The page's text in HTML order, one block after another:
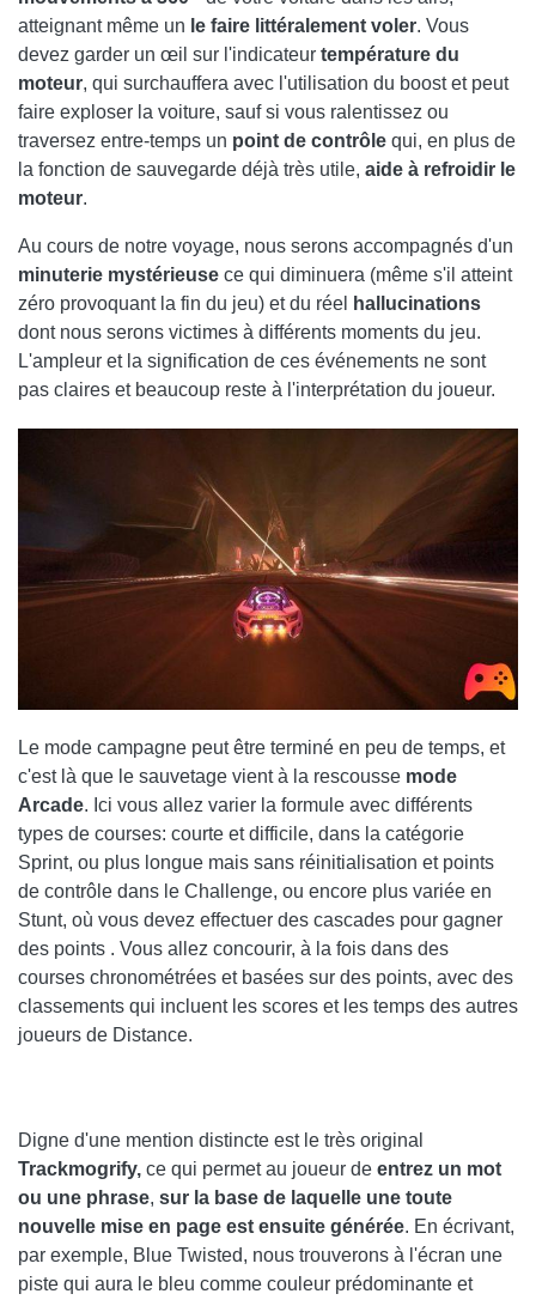
atteignant même un le faire littéralement voler. Vous
devez garder un œil sur l'indicateur température du
moteur, qui surchauffera avec l'utilisation du boost et peut
faire exploser la voiture, sauf si vous ralentissez ou
traversez entre-temps un point de contrôle qui, en plus de
la fonction de sauvegarde déjà très utile, aide à refroidir le
moteur.
Au cours de notre voyage, nous serons accompagnés d'un
minuterie mystérieuse ce qui diminuera (même s'il atteint
zéro provoquant la fin du jeu) et du réel
hallucinations
dont nous serons victimes à différents moments du jeu.
L'ampleur et la signification de ces événements ne sont
pas claires et beaucoup reste à l'interprétation du joueur.
Le mode campagne peut être terminé en peu de temps, et
c'est là que le sauvetage vient à la rescousse mode
Arcade. Ici vous allez varier la formule avec différents
types de courses: courte et difficile, dans la catégorie
Sprint, ou plus longue mais sans réinitialisation et points
de contrôle dans le Challenge, ou encore plus variée en
Stunt, où vous devez effectuer des cascades pour gagner
des points . Vous allez concourir, à la fois dans des
courses chronométrées et basées sur des points, avec des
classements qui incluent les scores et les temps des autres
joueurs de Distance.
Digne d'une mention distincte est le très original
Trackmogrify, ce qui permet au joueur de entrez un mot
ou une phrase, sur la base de laquelle une toute
nouvelle mise en page est ensuite générée. En écrivant,
par exemple, Blue Twisted, nous trouverons à l'écran une
piste qui aura le bleu comme couleur prédominante et